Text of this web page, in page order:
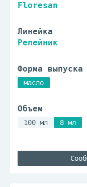
Floresan
Линейка
Репейник
Форма выпуска
масло
Объем
100 мл 8 мл